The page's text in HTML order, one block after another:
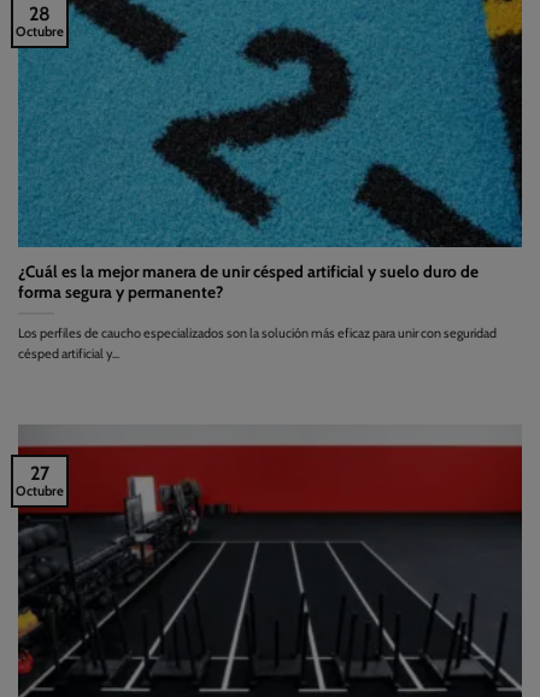
¿Cuál es la mejor manera de unir césped artificial y suelo duro de
forma segura y permanente?
Los perfiles de caucho especializados son la solución más eficaz para unir con seguridad
césped artificial y...
28
Octubre
27
Octubre